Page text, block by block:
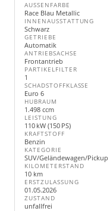
AUSSENFARBE
Race Blau Metallic
INNENAUSSTATTUNG
Schwarz
GETRIEBE
Automatik
ANTRIEBSACHSE
Frontantrieb
PARTIKELFILTER
1
SCHADSTOFFKLASSE
Euro 6
HUBRAUM
1.498 ccm
LEISTUNG
110 kW (150 PS)
KRAFTSTOFF
Benzin
KATEGORIE
SUV/Geländewagen/Pickup
KILOMETERSTAND
10 km
ERSTZULASSUNG
01.05.2026
ZUSTAND
unfallfrei